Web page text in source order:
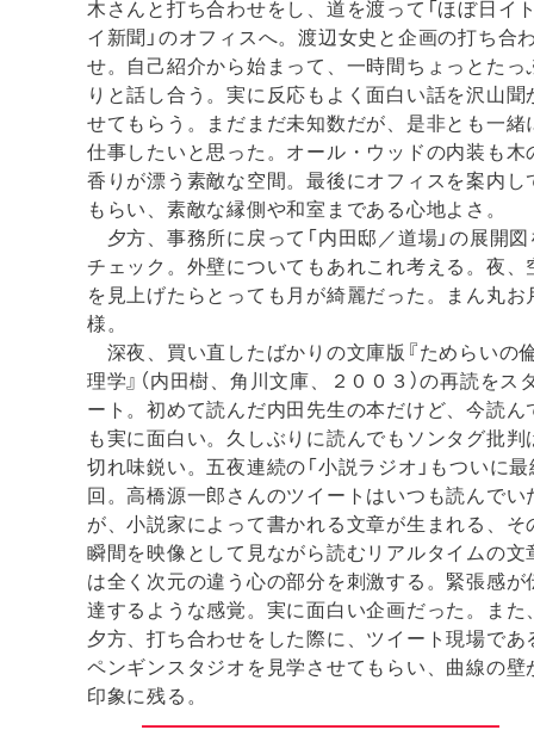
木さんと打ち合わせをし、道を渡って「ほぼ日イ
イ新聞」のオフィスへ。渡辺女史と企画の打ち合
せ。自己紹介から始まって、一時間ちょっとたっ
りと話し合う。実に反応もよく面白い話を沢山聞
せてもらう。まだまだ未知数だが、是非とも一緒
仕事したいと思った。オール・ウッドの内装も木
香りが漂う素敵な空間。最後にオフィスを案内し
もらい、素敵な縁側や和室まである心地よさ。
夕方、事務所に戻って「内田邸／道場」の展開
チェック。外壁についてもあれこれ考える。夜、
を見上げたらとっても月が綺麗だった。まん丸お
様。
深夜、買い直したばかりの文庫版『ためらいの
理学』（内田樹、角川文庫、２００３）の再読をス
ート。初めて読んだ内田先生の本だけど、今読ん
も実に面白い。久しぶりに読んでもソンタグ批判
切れ味鋭い。五夜連続の「小説ラジオ」もついに
回。高橋源一郎さんのツイートはいつも読んでい
が、小説家によって書かれる文章が生まれる、そ
瞬間を映像として見ながら読むリアルタイムの文
は全く次元の違う心の部分を刺激する。緊張感が
達するような感覚。実に面白い企画だった。また
夕方、打ち合わせをした際に、ツイート現場であ
ペンギンスタジオを見学させてもらい、曲線の壁
印象に残る。